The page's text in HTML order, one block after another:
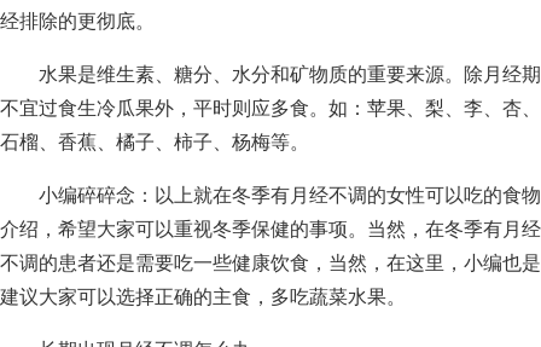
经排除的更彻底。
水果是维生素、糖分、水分和矿物质的重要来源。除月经期
不宜过食生冷瓜果外，平时则应多食。如：苹果、梨、李、杏、
石榴、香蕉、橘子、柿子、杨梅等。
小编碎碎念：以上就在冬季有月经不调的女性可以吃的食物
介绍，希望大家可以重视冬季保健的事项。当然，在冬季有月经
不调的患者还是需要吃一些健康饮食，当然，在这里，小编也是
建议大家可以选择正确的主食，多吃蔬菜水果。